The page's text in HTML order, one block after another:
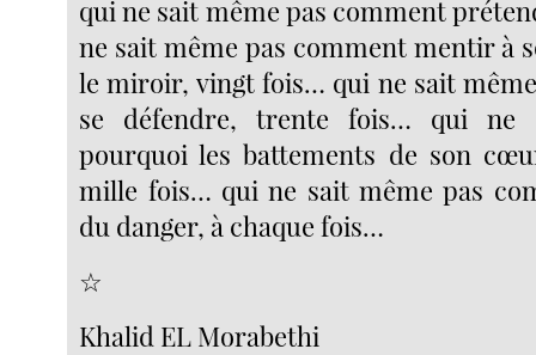
qui ne sait même pas comment
ne sait même pas comment mentir à
le miroir, vingt fois… qui ne sait
se défendre, trente fois… qui ne
pourquoi les battements de son
mille fois… qui ne sait même pas
du danger, à chaque fois…
☆
Khalid EL Morabethi